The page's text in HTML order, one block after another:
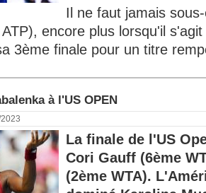
Il ne faut jamais
encore plus lorsqu'il
3ème finale pour un titre
à l'US OPEN
La finale de l'US
Cori Gauff (6ème
(2ème WTA).